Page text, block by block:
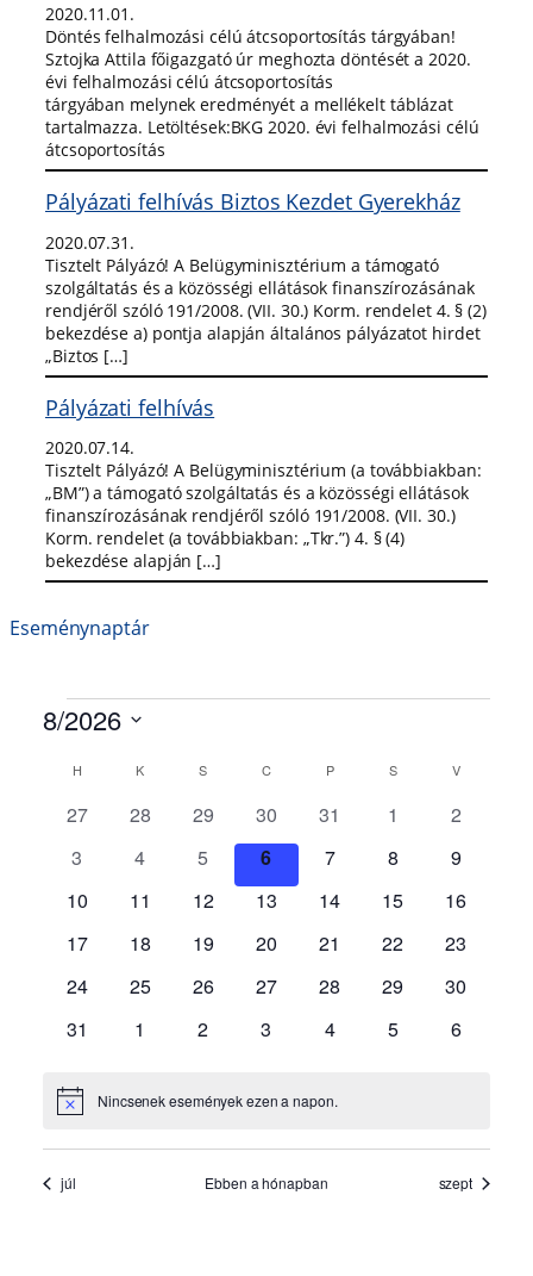
2020.11.01.
Döntés felhalmozási célú átcsoportosítás tárgyában!
Sztojka Attila főigazgató úr meghozta döntését a 2020.
évi felhalmozási célú átcsoportosítás
tárgyában melynek eredményét a mellékelt táblázat
tartalmazza. Letöltések:BKG 2020. évi felhalmozási célú
átcsoportosítás
Pályázati felhívás Biztos Kezdet Gyerekház
2020.07.31.
Tisztelt Pályázó! A Belügyminisztérium a támogató
szolgáltatás és a közösségi ellátások finanszírozásának
rendjéről szóló 191/2008. (VII. 30.) Korm. rendelet 4. § (2)
bekezdése a) pontja alapján általános pályázatot hirdet
„Biztos […]
Pályázati felhívás
2020.07.14.
Tisztelt Pályázó! A Belügyminisztérium (a továbbiakban:
„BM”) a támogató szolgáltatás és a közösségi ellátások
finanszírozásának rendjéről szóló 191/2008. (VII. 30.)
Korm. rendelet (a továbbiakban: „Tkr.”) 4. § (4)
bekezdése alapján […]
Eseménynaptár